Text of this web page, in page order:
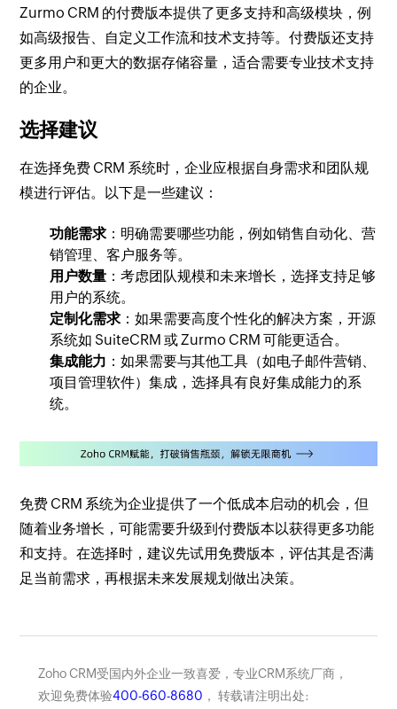
Zurmo CRM 的付费版本提供了更多支持和高级模块，例
如高级报告、自定义工作流和技术支持等。付费版还支持
更多用户和更大的数据存储容量，适合需要专业技术支持
的企业。
选择建议
在选择免费 CRM 系统时，企业应根据自身需求和团队规
模进行评估。以下是一些建议：
功能需求 ：明确需要哪些功能，例如销售自动化、营
销管理、客户服务等。
用户数量 ：考虑团队规模和未来增长，选择支持足够
用户的系统。
定制化需求 ：如果需要高度个性化的解决方案，开源
系统如 SuiteCRM 或 Zurmo CRM 可能更适合。
集成能力 ：如果需要与其他工具（如电子邮件营销、
项目管理软件）集成，选择具有良好集成能力的系
统。
免费 CRM 系统为企业提供了一个低成本启动的机会，但
随着业务增长，可能需要升级到付费版本以获得更多功能
和支持。在选择时，建议先试用免费版本，评估其是否满
足当前需求，再根据未来发展规划做出决策。
Zoho CRM受国内外企业一致喜爱，专业CRM系统厂商，
欢迎免费体验400-660-8680 ， 转载请注明出处: